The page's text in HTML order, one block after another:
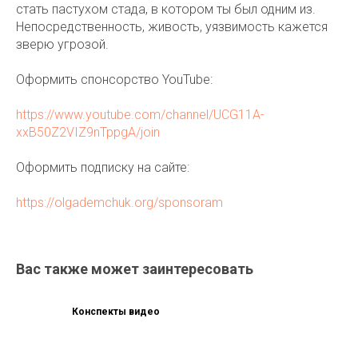
стать пастухом стада, в котором ты был одним из.
Непосредственность, живость, уязвимость кажется
зверю угрозой.
Оформить спонсорство YouTube:
https://www.youtube.com/channel/UCG11A-
xxB50Z2VIZ9nTppgA/join
Оформить подписку на сайте:
https://olgademchuk.org/sponsoram
Вас также может заинтересовать
Конспекты видео